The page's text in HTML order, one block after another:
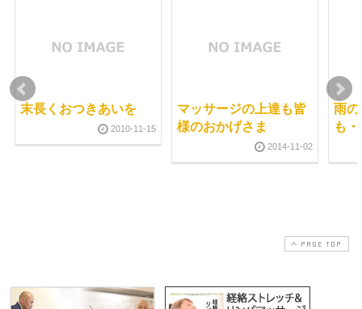
末長くおつきあいを
2010-11-15
マッサージの上達も皆
様のおかげさま
2014-11-02
雨
も
PAGE TOP